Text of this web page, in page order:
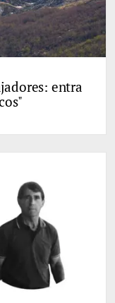
entra